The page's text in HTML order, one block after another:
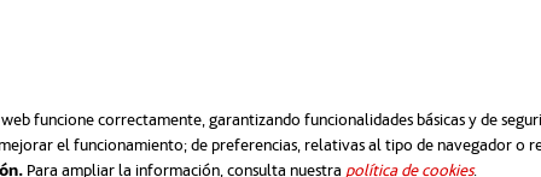
funcione correctamente, garantizando funcionalidades básicas y de
el funcionamiento; de preferencias, relativas al tipo de navegador o
Para ampliar la información, consulta nuestra política de cookiesse abre
.
fabricados –blando, rígido o híbrido–, estos